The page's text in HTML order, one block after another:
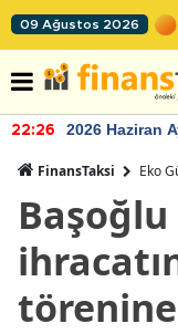
09 Ağustos 2026
22:26 2026 Haziran
FinansTaksi Eko
Başoğlu